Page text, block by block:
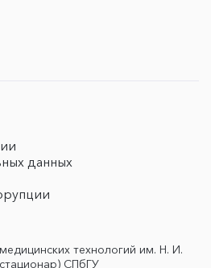
данных
технологий им. Н. И.
СПбГУ